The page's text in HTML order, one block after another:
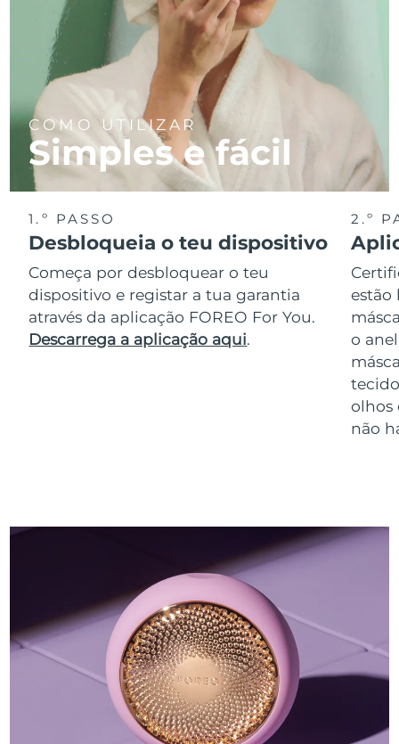
COMO UTILIZAR
Simples e fácil
1.º PASSO
Desbloqueia o teu dispositivo
Começa por desbloquear o teu
dispositivo e registar a tua garantia
através da aplicação FOREO For You.
Descarrega a aplicação aqui.
2.º
estão
o
olhos
não